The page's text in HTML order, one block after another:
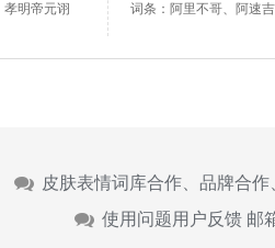
明帝元诩 词条：阿里不哥、阿速
皮肤表情词库合作、品牌合
使用问题用户反馈 邮